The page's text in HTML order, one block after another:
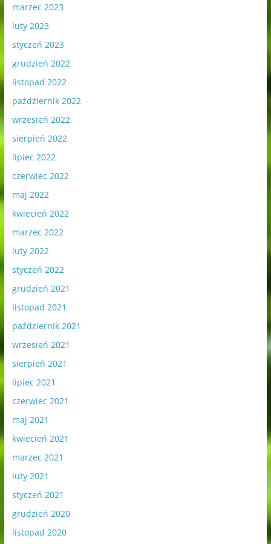
marzec 2023
luty 2023
styczeń 2023
grudzień 2022
listopad 2022
październik 2022
wrzesień 2022
sierpień 2022
lipiec 2022
czerwiec 2022
maj 2022
kwiecień 2022
marzec 2022
luty 2022
styczeń 2022
grudzień 2021
listopad 2021
październik 2021
wrzesień 2021
sierpień 2021
lipiec 2021
czerwiec 2021
maj 2021
kwiecień 2021
marzec 2021
luty 2021
styczeń 2021
grudzień 2020
listopad 2020